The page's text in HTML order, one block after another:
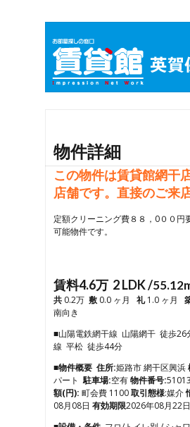
物件詳細
この物件は賃貸館網干
店舗です。直接のご来
定額クリーニング費８８，0００円
可能物件です。
賃料4.6万 2 LDK /
共 0.2万 敷 0.0 ヶ月 礼1.0 ヶ月
南向き
■山陽電鉄網干線 山陽網干 徒歩26
線 平松 徒歩44分
■物件概要 住所:姫路市 網干区興浜
パート駐車場:空有物件番号:
額(円): 町会費 1100取引態様:媒介
08月08日 有効期限2026年08月22日